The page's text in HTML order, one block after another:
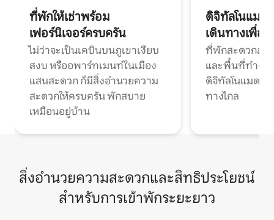
ที่พักให้เช่าพร้อม
เฟอร์นิเจอร์ครบครัน
ไม่ว่าจะเป็นเคบินบนภูเขาเงียบ
สงบ หรืออพาร์ทเมนท์ในเมือง
แสนสะดวก ก็มีสิ่งอำนวยความ
สะดวกให้ครบครัน พักสบาย
เหมือนอยู่บ้าน
ดิจิทัลโนแมด
เดินทางเพื่อ
ที่พักสะดวกสบ
และพื้นที่ทำงา
ดิจิทัลโนแมดแ
ทางไกล
สิ่งอำนวยความสะดวกและสิทธิประโยชน์
สำหรับการเข้าพักระยะยาว